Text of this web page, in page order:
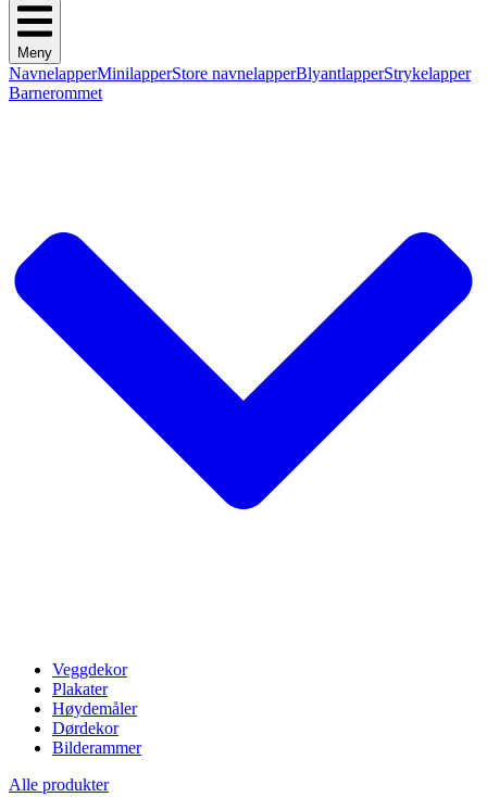
Meny
NavnelapperMinilapperStore navnelapperBlyantlapperStrykelapper
Barnerommet
Veggdekor
Plakater
Høydemåler
Dørdekor
Bilderammer
Alle produkter